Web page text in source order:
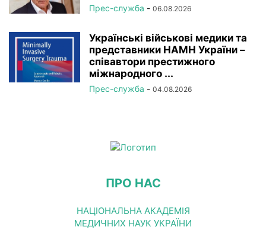
Прес-служба - 06.08.2026
Українські військові медики та
представники НАМН України –
співавтори престижного
міжнародного ...
Прес-служба - 04.08.2026
ПРО НАС
НАЦІОНАЛЬНА АКАДЕМІЯ
МЕДИЧНИХ НАУК УКРАЇНИ